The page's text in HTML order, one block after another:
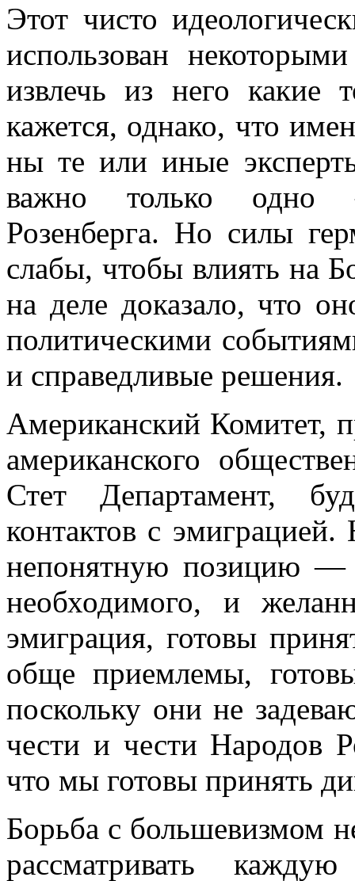
Этот чисто
использован
извлечь из него какие
кажется, однако, что
ны те или иные
важно только одно
Розенберга. Но силы
слабы, чтобы влиять на
на деле дока­зало, что
политическими
и справедливые решения.
Американский Комитет,
американского
Стет Департамент,
контактов с
непонят­ную позицию
необходимого, и
эмиграция, готовы
обще приемлемы,
поскольку они не
чести и чести Народов
что мы готовы принять
Борьба с большевизмом
рассматривать